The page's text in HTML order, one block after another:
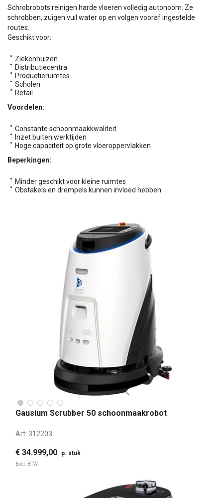
Schrobrobots reinigen harde vloeren volledig autonoom. Ze
schrobben, zuigen vuil water op en volgen vooraf ingestelde
routes.
Geschikt voor:
Ziekenhuizen
Distributiecentra
Productieruimtes
Scholen
Retail
Voordelen:
Constante schoonmaakkwaliteit
Inzet buiten werktijden
Hoge capaciteit op grote vloeroppervlakken
Beperkingen:
Minder geschikt voor kleine ruimtes
Obstakels en drempels kunnen invloed hebben
Gausium Scrubber 50 schoonmaakrobot
Art: 312203
€ 34.999,00 p. stuk
Excl. BTW